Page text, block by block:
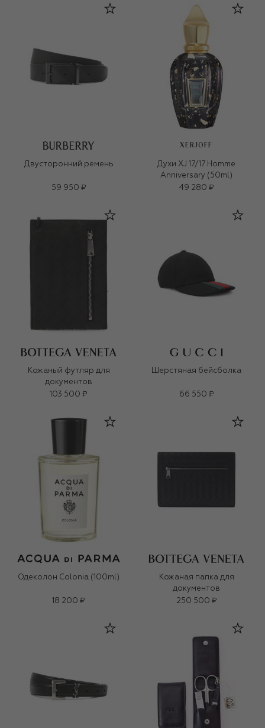
Двусторонний ремень
59 950 ₽
XERJOFF
Духи XJ 17/17 Homme
Anniversary (50ml)
49 280 ₽
Кожаный футляр для
документов
103 500 ₽
Шерстяная бейсболка
66 550 ₽
Одеколон Colonia (100ml)
18 200 ₽
Кожаная папка для
документов
250 500 ₽